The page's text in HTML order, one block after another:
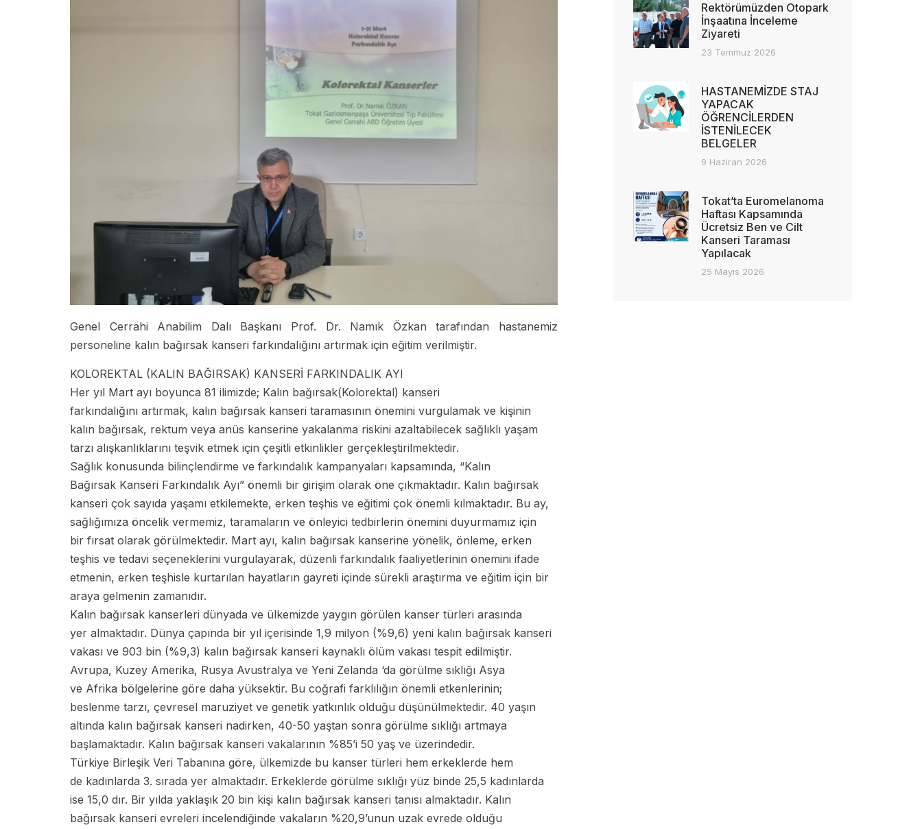
Genel Cerrahi Anabilim Dalı Başkanı Prof. Dr. Namık Özkan tarafından hastanemiz
personeline kalın bağırsak kanseri farkındalığını artırmak için eğitim verilmiştir.
KOLOREKTAL (KALIN BAĞIRSAK) KANSERİ FARKINDALIK AYI
Her yıl Mart ayı boyunca 81 ilimizde; Kalın bağırsak(Kolorektal) kanseri
farkındalığını artırmak, kalın bağırsak kanseri taramasının önemini vurgulamak ve kişinin
kalın bağırsak, rektum veya anüs kanserine yakalanma riskini azaltabilecek sağlıklı yaşam
tarzı alışkanlıklarını teşvik etmek için çeşitli etkinlikler gerçekleştirilmektedir.
Sağlık konusunda bilinçlendirme ve farkındalık kampanyaları kapsamında, “Kalın
Bağırsak Kanseri Farkındalık Ayı” önemli bir girişim olarak öne çıkmaktadır. Kalın bağırsak
kanseri çok sayıda yaşamı etkilemekte, erken teşhis ve eğitimi çok önemli kılmaktadır. Bu ay,
sağlığımıza öncelik vermemiz, taramaların ve önleyici tedbirlerin önemini duyurmamız için
bir fırsat olarak görülmektedir. Mart ayı, kalın bağırsak kanserine yönelik, önleme, erken
teşhis ve tedavi seçeneklerini vurgulayarak, düzenli farkındalık faaliyetlerinin önemini ifade
etmenin, erken teşhisle kurtarılan hayatların gayreti içinde sürekli araştırma ve eğitim için bir
araya gelmenin zamanıdır.
Kalın bağırsak kanserleri dünyada ve ülkemizde yaygın görülen kanser türleri arasında
yer almaktadır. Dünya çapında bir yıl içerisinde 1,9 milyon (%9,6) yeni kalın bağırsak kanseri
vakası ve 903 bin (%9,3) kalın bağırsak kanseri kaynaklı ölüm vakası tespit edilmiştir.
Avrupa, Kuzey Amerika, Rusya Avustralya ve Yeni Zelanda ‘da görülme sıklığı Asya
ve Afrika bölgelerine göre daha yüksektir. Bu coğrafi farklılığın önemli etkenlerinin;
beslenme tarzı, çevresel maruziyet ve genetik yatkınlık olduğu düşünülmektedir. 40 yaşın
altında kalın bağırsak kanseri nadirken, 40-50 yaştan sonra görülme sıklığı artmaya
başlamaktadır. Kalın bağırsak kanseri vakalarının %85’i 50 yaş ve üzerindedir.
Türkiye Birleşik Veri Tabanına göre, ülkemizde bu kanser türleri hem erkeklerde hem
de kadınlarda 3. sırada yer almaktadır. Erkeklerde görülme sıklığı yüz binde 25,5 kadınlarda
ise 15,0 dır. Bir yılda yaklaşık 20 bin kişi kalın bağırsak kanseri tanısı almaktadır. Kalın
bağırsak kanseri evreleri incelendiğinde vakaların %20,9’unun uzak evrede olduğu
Rektörümüzden Otopark
İnşaatına İnceleme
Ziyareti
23 Temmuz 2026
HASTANEMİZDE STAJ
YAPACAK
ÖĞRENCİLERDEN
İSTENİLECEK
BELGELER
9 Haziran 2026
Tokat’ta Euromelanoma
Haftası Kapsamında
Ücretsiz Ben ve Cilt
Kanseri Taraması
Yapılacak
25 Mayıs 2026